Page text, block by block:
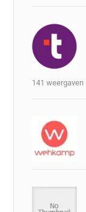
141 weergaven